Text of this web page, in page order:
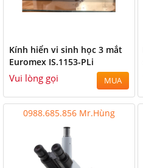
Kính hiển vi sinh học 3 mắt
Euromex IS.1153-PLi
Vui lòng gọi MUA
0988.685.856 Mr.Hùng